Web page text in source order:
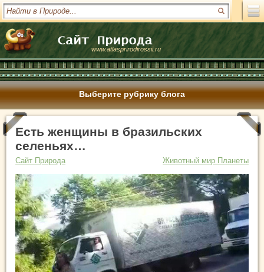
www.atlasprirodirossii.ru
Выберите рубрику блога
Есть женщины в бразильских
селеньях…
Сайт Природа Животный мир Планеты